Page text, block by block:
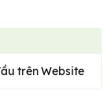
trên Website